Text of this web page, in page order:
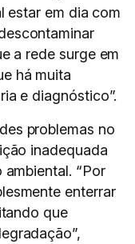
estar em dia com
a rede surge em
há muita
e diagnóstico”.
problemas no
inadequada
“Por
enterrar
que